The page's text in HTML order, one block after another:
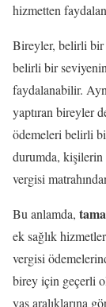
hizmetten
Bireyler, belirli bir
belirli bir
faydalanabilir.
yaptıran bireyler
ödemeleri belirli
durumda, kişilerin
vergisi
Bu anlamda,
ek sağlık
vergisi
birey için geçerli
yaş aralıklarına